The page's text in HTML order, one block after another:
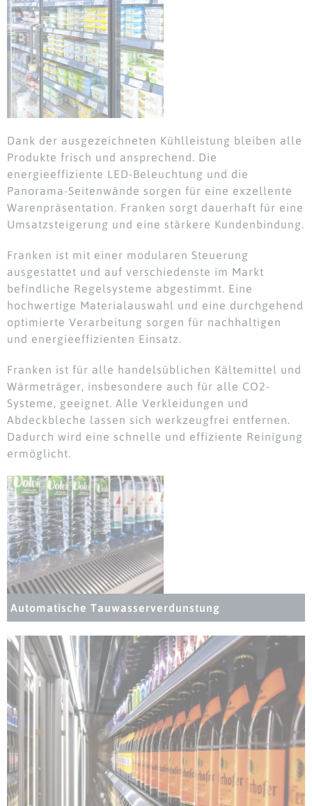
Dank der ausgezeichneten Kühlleistung bleiben alle
Produkte frisch und ansprechend. Die
energieeffiziente LED-Beleuchtung und die
Panorama-Seitenwände sorgen für eine exzellente
Warenpräsentation. Franken sorgt dauerhaft für eine
Umsatzsteigerung und eine stärkere Kundenbindung.
Franken ist mit einer modularen Steuerung
ausgestattet und auf verschiedenste im Markt
befindliche Regelsysteme abgestimmt. Eine
hochwertige Materialauswahl und eine durchgehend
optimierte Verarbeitung sorgen für nachhaltigen
und energieeffizienten Einsatz.
Franken ist für alle handelsüblichen Kältemittel und
Wärmeträger, insbesondere auch für alle CO2-
Systeme, geeignet. Alle Verkleidungen und
Abdeckbleche lassen sich werkzeugfrei entfernen.
Dadurch wird eine schnelle und effiziente Reinigung
ermöglicht.
Automatische Tauwasser­verdunstung